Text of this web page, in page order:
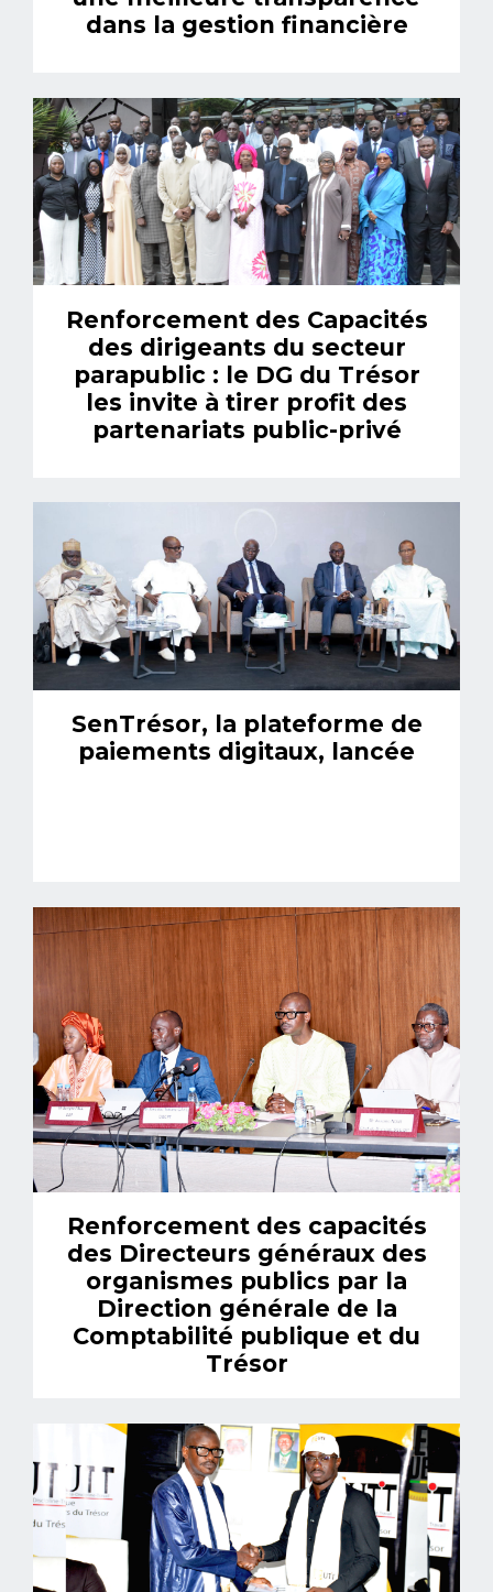
dans la gestion financière
Renforcement des Capacités
des dirigeants du secteur
parapublic : le DG du Trésor
les invite à tirer profit des
partenariats public-privé
SenTrésor, la plateforme de
paiements digitaux, lancée
Renforcement des capacités
des Directeurs généraux des
organismes publics par la
Direction générale de la
Comptabilité publique et du
Trésor